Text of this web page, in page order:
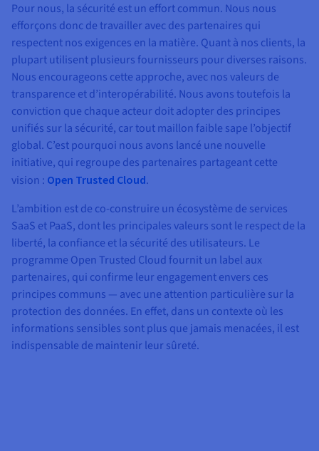
Pour nous, la sécurité est un effort commun. Nous nous
efforçons donc de travailler avec des partenaires qui
respectent nos exigences en la matière. Quant à nos clients, la
plupart utilisent plusieurs fournisseurs pour diverses raisons.
Nous encourageons cette approche, avec nos valeurs de
transparence et d’interopérabilité. Nous avons toutefois la
conviction que chaque acteur doit adopter des principes
unifiés sur la sécurité, car tout maillon faible sape l’objectif
global. C’est pourquoi nous avons lancé une nouvelle
initiative, qui regroupe des partenaires partageant cette
vision : Open Trusted Cloud.
L’ambition est de co-construire un écosystème de services
SaaS et PaaS, dont les principales valeurs sont le respect de la
liberté, la confiance et la sécurité des utilisateurs. Le
programme Open Trusted Cloud fournit un label aux
partenaires, qui confirme leur engagement envers ces
principes communs — avec une attention particulière sur la
protection des données. En effet, dans un contexte où les
informations sensibles sont plus que jamais menacées, il est
indispensable de maintenir leur sûreté.